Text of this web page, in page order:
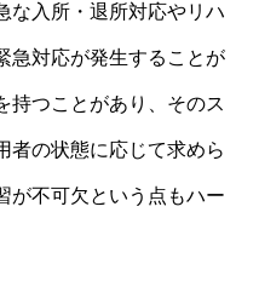
な入所・退所対応やリハ
急対応が発生することが
持つことがあり、そのス
者の状態に応じて求めら
が不可欠という点もハー